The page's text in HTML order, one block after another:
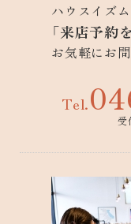
ハウスイズ
「来店予約
お気軽にお
Tel.
受